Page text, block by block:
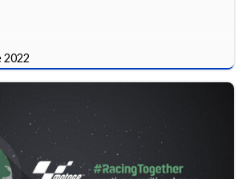
2022